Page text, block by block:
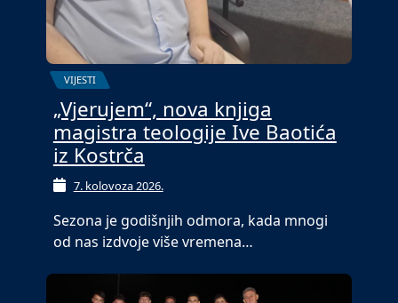
VIJESTI
„Vjerujem“, nova knjiga
magistra teologije Ive Baotića
iz Kostrča
7. kolovoza 2026.
Sezona je godišnjih odmora, kada mnogi
od nas izdvoje više vremena…